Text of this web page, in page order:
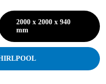
2000 x 2000 x 940
mm